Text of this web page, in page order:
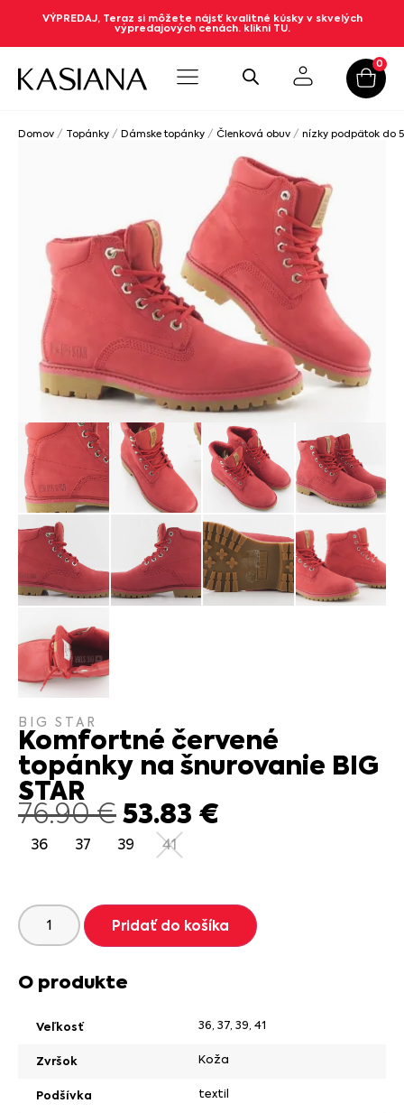
VÝPREDAJ, Teraz si môžete nájsť kvalitné kúsky v skvelých
výpredajových cenách. klikni TU.
0
Domov / Topánky / Dámske topánky / Členková obuv / nízky podpätok do
BIG STAR
Komfortné červené
topánky na šnurovanie BIG
STAR
76.90€53.83 €
36 37 39 41
Pridať do košíka
O produkte
Veľkosť 36, 37, 39, 41
Zvršok Koža
Podšívka textil